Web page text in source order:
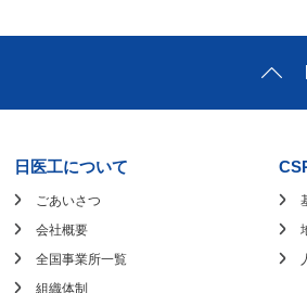
日医工について
ごあいさつ
会社概要
全国事業所一覧
組織体制